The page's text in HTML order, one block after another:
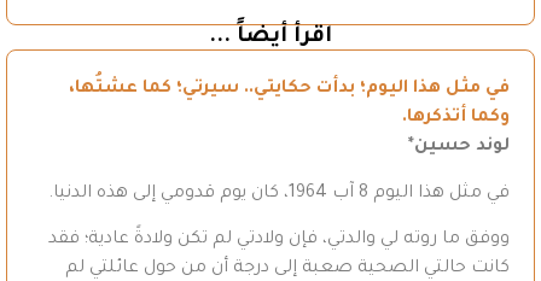
اقرأ أيضاً ...
في مثل هذا اليوم؛ بدأت حكايتي.. سيرتي؛ كما عشتُها،
وكما أتذكرها.
لوند حسين*
في مثل هذا اليوم 8 آب 1964، كان يوم قدومي إلى هذه الدنيا.
ووفق ما روته لي والدتي، فإن ولادتي لم تكن ولادةً عادية؛ فقد
كانت حالتي الصحية صعبة إلى درجة أن من حول عائلتي لم